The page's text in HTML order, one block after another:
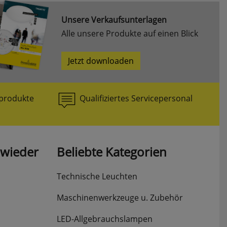
Unsere Verkaufsunterlagen
Alle unsere Produkte auf einen Blick
Jetzt downloaden
Qualifiziertes Servicepersonal
Beliebte Kategorien
Technische Leuchten
Maschinenwerkzeuge u. Zubehör
LED-Allgebrauchslampen